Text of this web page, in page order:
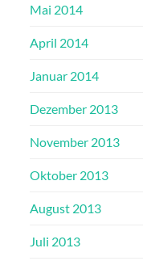
Mai 2014
April 2014
Januar 2014
Dezember 2013
November 2013
Oktober 2013
August 2013
Juli 2013